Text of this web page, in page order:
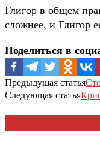
Глигор в общем
сложнее, и Глигор
Поделиться в
Предыдущая статья
Следующая статья